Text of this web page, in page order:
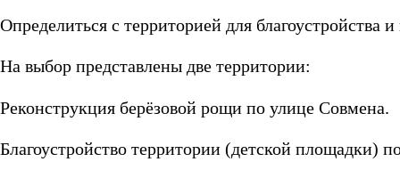
Определиться с территорией для благоустройства
На выбор представлены две территории:
Реконструкция берёзовой рощи по улице Совмена.
Благоустройство территории (детской площадки)